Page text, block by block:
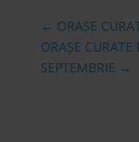
← ORAȘE
ORAȘE
SEPTEMBRIE →